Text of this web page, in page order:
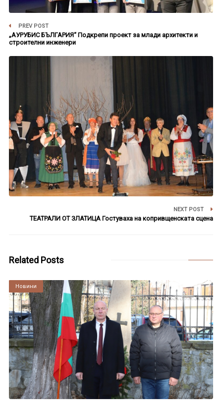
PREV POST
„АУРУБИС БЪЛГАРИЯ“ Подкрепи проект за млади архитекти и
строителни инженери
NEXT POST
ТЕАТРАЛИ ОТ ЗЛАТИЦА Гостуваха на копривщенската сцена
Related Posts
Култура
Новини